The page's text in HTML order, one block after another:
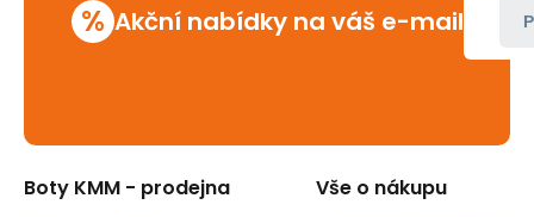
% Akční nabídky na váš e-mail
Boty KMM - prodejna Vše o nákupu